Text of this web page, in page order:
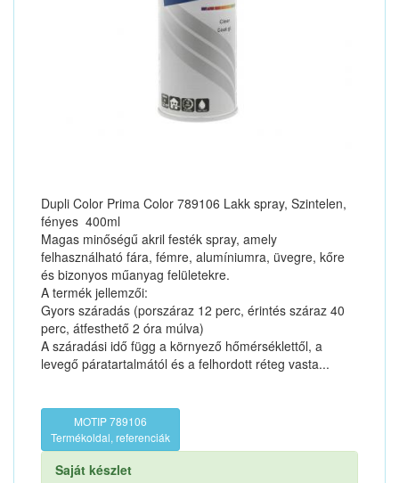
Dupli Color Prima Color 789106 Lakk spray, Szintelen,
fényes 400ml
Magas minőségű akril festék spray, amely
felhasználható fára, fémre, alumíniumra, üvegre, kőre
és bizonyos műanyag felületekre.
A termék jellemzői:
Gyors száradás (porszáraz 12 perc, érintés száraz 40
perc, átfesthető 2 óra múlva)
A száradási idő függ a környező hőmérséklettől, a
levegő páratartalmától és a felhordott réteg vasta...
MOTIP 789106
Termékoldal, referenciák
Saját készlet